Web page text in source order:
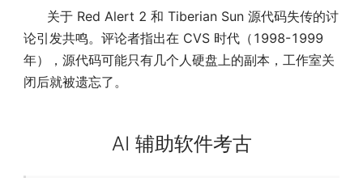
关于 Red Alert 2 和 Tiberian Sun 源代码失传的讨
论引发共鸣。评论者指出在 CVS 时代（1998-1999
年），源代码可能只有几个人硬盘上的副本，工作室关
闭后就被遗忘了。
AI 辅助软件考古